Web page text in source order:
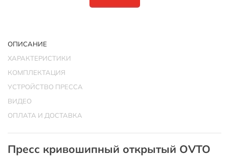
ОПИСАНИЕ
ХАРАКТЕРИСТИКИ
КОМПЛЕКТАЦИЯ
УСТРОЙСТВО ПРЕССА
ВИДЕО
ОПЛАТА И ДОСТАВКА
Пресс кривошипный открытый OVTO